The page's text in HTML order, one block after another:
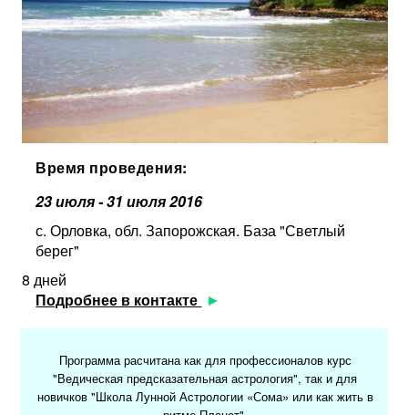
Время проведения:
23 июля - 31 июля 2016
с. Орловка, обл. Запорожская. База "Светлый
берег"
8 дней
Подробнее в контакте
Программа расчитана как для профессионалов курс
"Ведическая предсказательная астрология", так и для
новичков "Школа Лунной Астрологии «Сома» или как жить в